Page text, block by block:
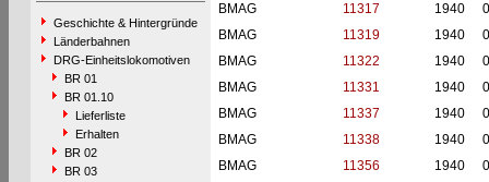
Geschichte & Hintergründe
Länderbahnen
DRG-Einheitslokomotiven
BR 01
BR 01.10
Lieferliste
Erhalten
BR 02
BR 03
BMAG
11317 1940
BMAG
11319 1940
BMAG
11322 1940
BMAG
11331 1940
BMAG
11337 1940
BMAG
11338 1940
BMAG
11356 1940